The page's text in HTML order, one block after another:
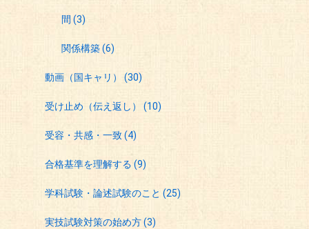
間(3)
関係構築(6)
動画（国キャリ） (30)
受け止め（伝え返し） (10)
受容・共感・一致(4)
合格基準を理解する (9)
学科試験・論述試験のこと (25)
実技試験対策の始め方(3)